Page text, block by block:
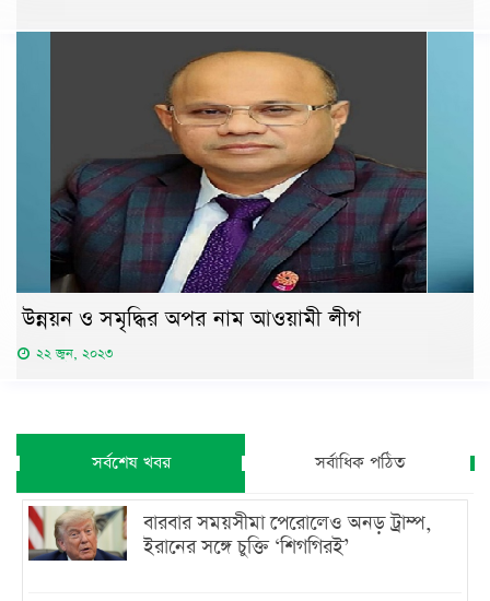
উন্নয়ন ও সমৃদ্ধির অপর নাম আওয়ামী লীগ
২২ জুন, ২০২৩
সর্বশেষ খবর সর্বাধিক পঠিত
বারবার সময়সীমা পেরোলেও অনড় ট্রাম্প,
ইরানের সঙ্গে চুক্তি ‘শিগগিরই’